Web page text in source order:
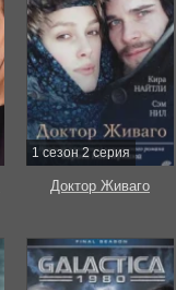
1 сезон 2 серия
Доктор Живаго